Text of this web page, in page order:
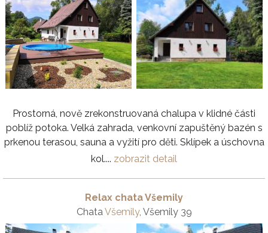
Prostorná, nově zrekonstruovaná chalupa v klidné části
poblíž potoka. Velká zahrada, venkovní zapuštěný bazén s
prkenou terasou, sauna a vyžití pro děti. Sklípek a úschovna
kol.... zobrazit detail
Relax chata Všemily
ChataVšemily, Všemily 39